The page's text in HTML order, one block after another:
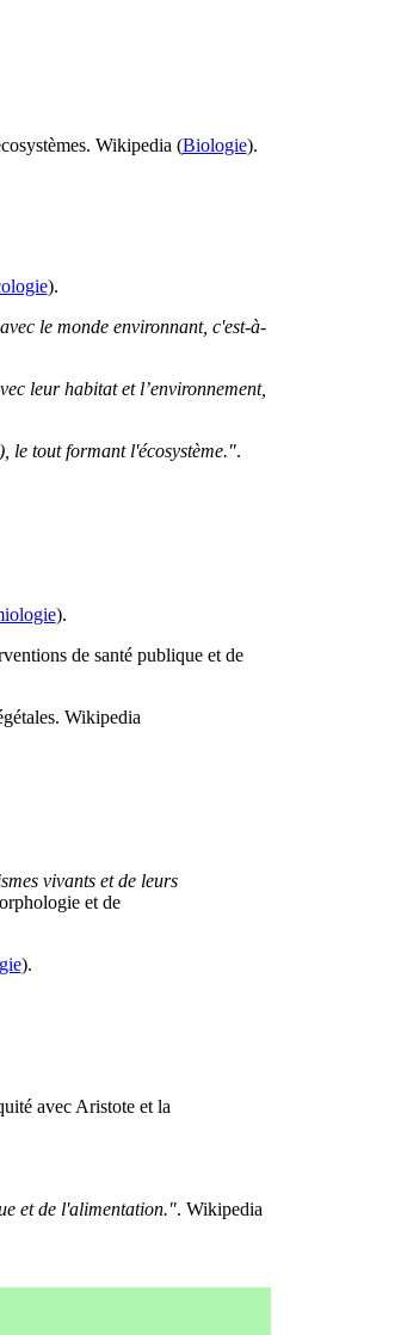
Wikipedia (Biologie).
).
le monde environnant, c'est-à-
leur habitat et l’environnement,
le tout formant l'écosystème.".
).
de santé publique et de
Wikipedia
vivants et de leurs
et de
).
avec Aristote et la
et de l'alimentation.". Wikipedia